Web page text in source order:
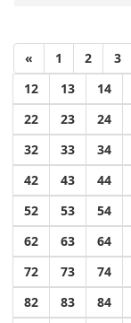
« 1 2 3
12
13 14
22
23 24
32
33 34
42
43 44
52
53 54
62
63 64
72
73 74
82
83 84